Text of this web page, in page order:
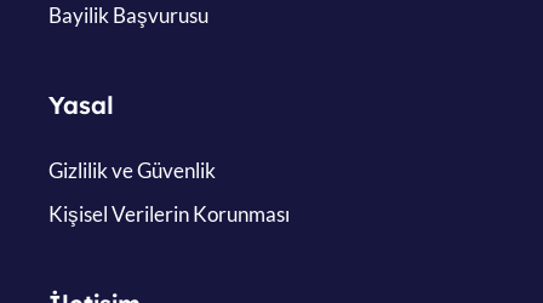
Bayilik Başvurusu
Yasal
Gizlilik ve Güvenlik
Kişisel Verilerin Korunması